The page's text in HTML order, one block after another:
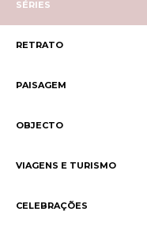
SÉRIES
RETRATO
PAISAGEM
OBJECTO
VIAGENS E TURISMO
CELEBRAÇÕES